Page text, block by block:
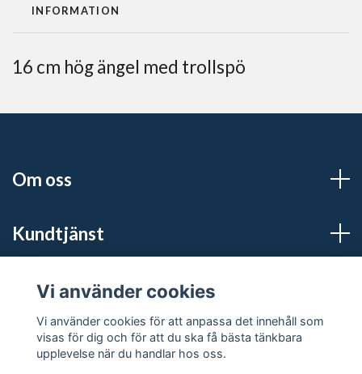
INFORMATION
16 cm hög ängel med trollspö
Om oss
Kundtjänst
Sociala medier
Vi använder cookies
Vi använder cookies för att anpassa det innehåll som
visas för dig och för att du ska få bästa tänkbara
upplevelse när du handlar hos oss.